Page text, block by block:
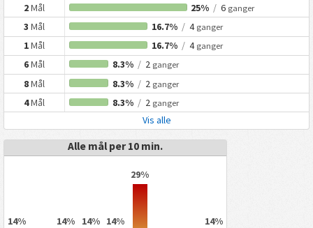
2Mål 25% / 6 ganger
3Mål 16.7% /4 ganger
1Mål 16.7% /4 ganger
6Mål 8.3% /2 ganger
8Mål 8.3% /2 ganger
4Mål 8.3% /2 ganger
Vis alle
Alle mål per 10 min.
14% 14% 14% 14%
29%
14%